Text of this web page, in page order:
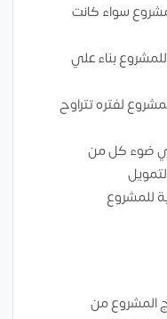
سواء كانت
للمشروع بناء علي
لفتره تتراوح
ضوء كل من
للمشروع
المشروع من